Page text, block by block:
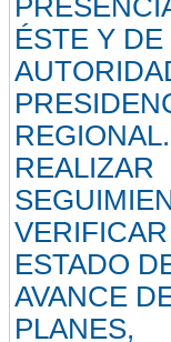
ÉSTE Y DE
REGIONAL.
REALIZAR
ESTADO
AVANCE
PLANES,